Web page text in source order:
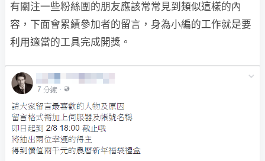
有關注一些粉絲團的朋友應該常常見到類似這樣的內
容，下面會累績參加者的留言，身為小編的工作就是要
利用適當的工具完成開獎。